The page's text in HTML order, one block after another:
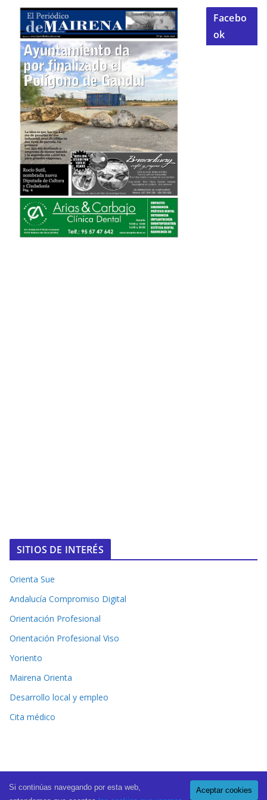
Facebo
ok
SITIOS DE INTERÉS
Orienta Sue
Andalucía Compromiso Digital
Orientación Profesional
Orientación Profesional Viso
Yoriento
Mairena Orienta
Desarrollo local y empleo
Cita médico
Copyright © 2026 El Periódico de Mairena . All rights reserved.
Aceptar cookies
Si continúas navegando por esta web,